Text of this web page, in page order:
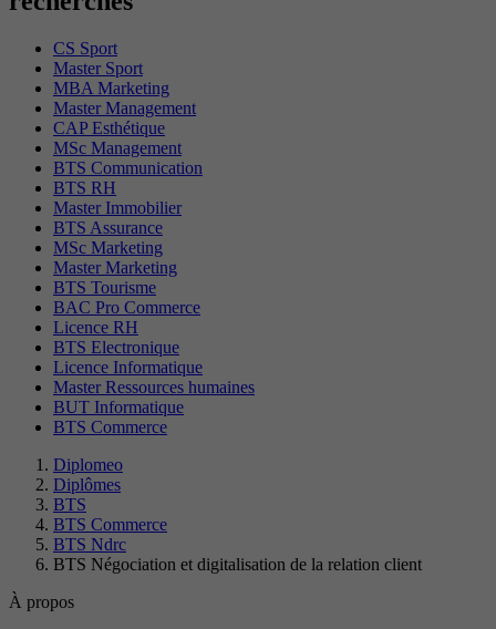
CS Sport
Master Sport
MBA Marketing
Master Management
CAP Esthétique
MSc Management
BTS Communication
BTS RH
Master Immobilier
BTS Assurance
MSc Marketing
Master Marketing
BTS Tourisme
BAC Pro Commerce
Licence RH
BTS Electronique
Licence Informatique
Master Ressources humaines
BUT Informatique
BTS Commerce
Diplomeo
Diplômes
BTS
BTS Commerce
BTS Ndrc
BTS Négociation et digitalisation de la relation client
À propos